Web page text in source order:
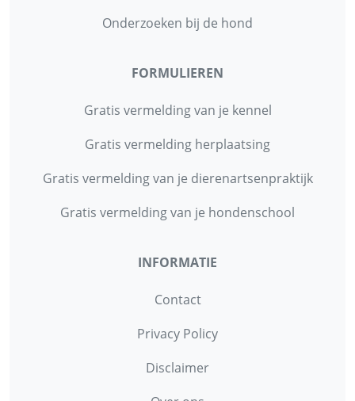
Onderzoeken bij de hond
FORMULIEREN
Gratis vermelding van je kennel
Gratis vermelding herplaatsing
Gratis vermelding van je dierenartsenpraktijk
Gratis vermelding van je hondenschool
INFORMATIE
Contact
Privacy Policy
Disclaimer